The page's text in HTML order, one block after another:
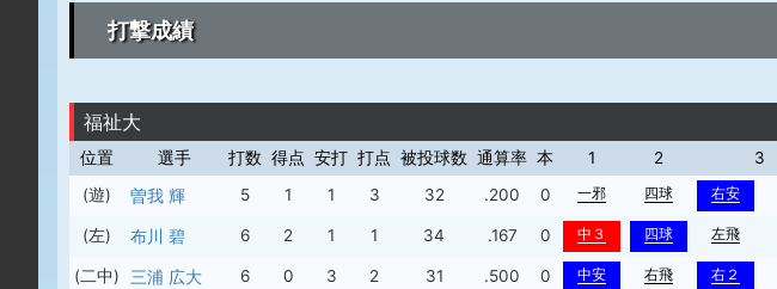
打撃成績
福祉大
位置 選手 打数 得点 安打 打点 被投球数 通算率 本 1 2 3
(遊)
曽我 輝 5 1 1 3 32 .200 0 一邪 四球 右安
(左) 布川 碧 6 2 1 1 34 .167 0 中３ 四球 左飛
(二中) 三浦 広大 6 0 3 2 31 .500 0 中安 右飛 右２